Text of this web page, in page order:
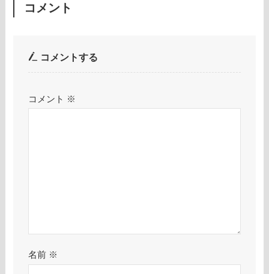
コメント
コメントする
コメント ※
名前 ※